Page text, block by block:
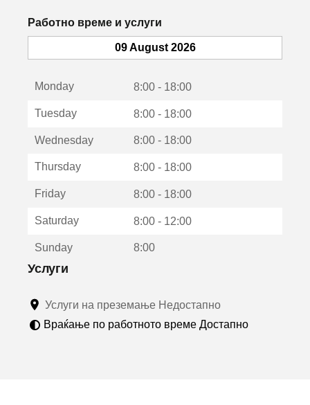
к
с
о
р
Работно време и услуги
09 August 2026
Monday 8:00 - 18:00
Tuesday 8:00 - 18:00
Wednesday 8:00 - 18:00
Thursday 8:00 - 18:00
Friday 8:00 - 18:00
Saturday 8:00 - 12:00
Sunday 8:00
Услуги
Услуги на преземање Недостапно
Враќање по работното време Достапно